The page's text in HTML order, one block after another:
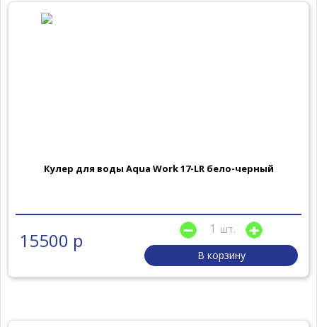
Кулер для воды Aqua Work 17-LR бело-черный
15500 р
шт.
В корзину